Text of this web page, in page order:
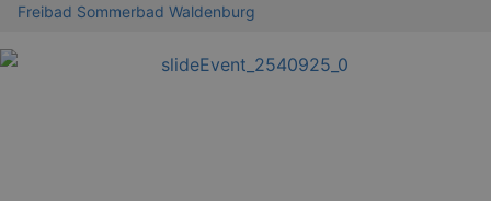
Freibad Sommerbad Waldenburg